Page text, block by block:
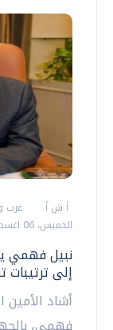
أ ش أ
عرب
الخميس، 06 اغسطس 2026 09:52 م
نبيل فهمي
إلى
أشاد الأمين